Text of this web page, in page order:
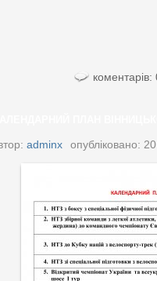
коментарів:
adminx опубліковано: